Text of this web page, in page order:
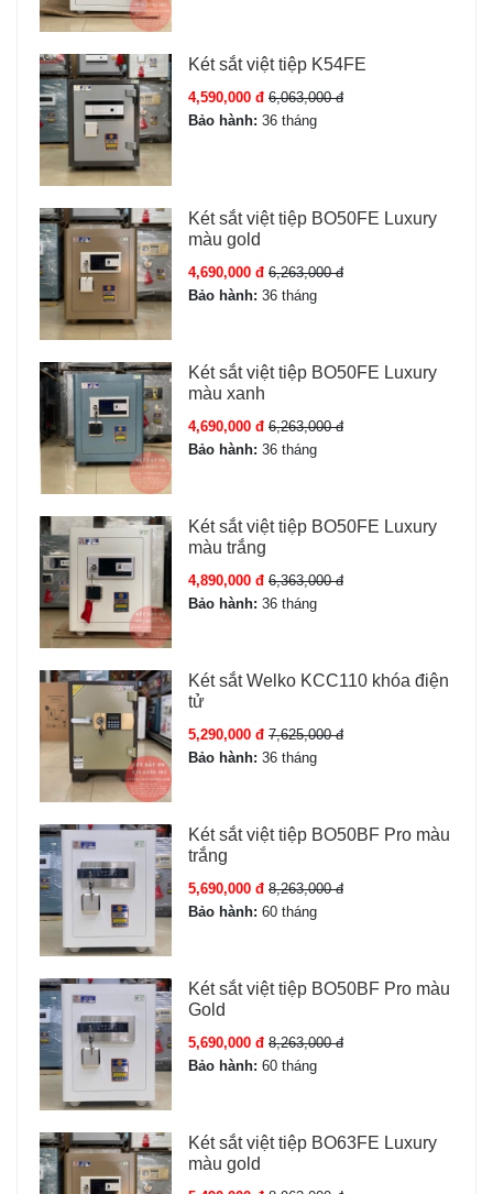
Két sắt việt tiệp K54FE
4,590,000 đ 6,063,000 đ
Bảo hành: 36 tháng
Két sắt việt tiệp BO50FE Luxury
màu gold
4,690,000 đ 6,263,000 đ
Bảo hành: 36 tháng
Két sắt việt tiệp BO50FE Luxury
màu xanh
4,690,000 đ 6,263,000 đ
Bảo hành: 36 tháng
Két sắt việt tiệp BO50FE Luxury
màu trắng
4,890,000 đ 6,363,000 đ
Bảo hành: 36 tháng
Két sắt Welko KCC110 khóa điện
tử
5,290,000 đ 7,625,000 đ
Bảo hành: 36 tháng
Két sắt việt tiệp BO50BF Pro màu
trắng
5,690,000 đ 8,263,000 đ
Bảo hành: 60 tháng
Két sắt việt tiệp BO50BF Pro màu
Gold
5,690,000 đ 8,263,000 đ
Bảo hành: 60 tháng
Két sắt việt tiệp BO63FE Luxury
màu gold